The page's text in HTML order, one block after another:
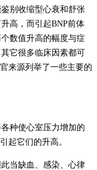
别收缩型心衰和舒张
高，而引起BNP前体
数值升高的幅度与症
它很多临床因素都可
来源列举了一些主要的
种使心室压力增加的
起它们的升高。
当缺血、感染、心律